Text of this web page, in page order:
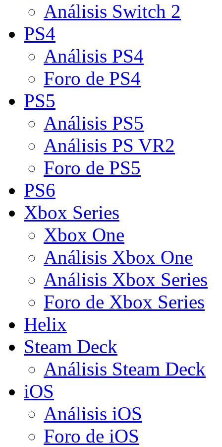
Análisis Switch 2
PS4
Análisis PS4
Foro de PS4
PS5
Análisis PS5
Análisis PS VR2
Foro de PS5
PS6
Xbox Series
Xbox One
Análisis Xbox One
Análisis Xbox Series
Foro de Xbox Series
Helix
Steam Deck
Análisis Steam Deck
iOS
Análisis iOS
Foro de iOS